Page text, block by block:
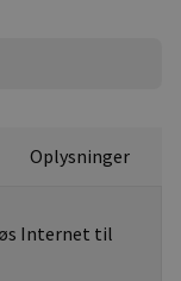
Oplysninger
Internet til